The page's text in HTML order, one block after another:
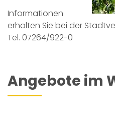
Informationen
erhalten Sie bei der
Tel. 07264/922-0
Angebote im